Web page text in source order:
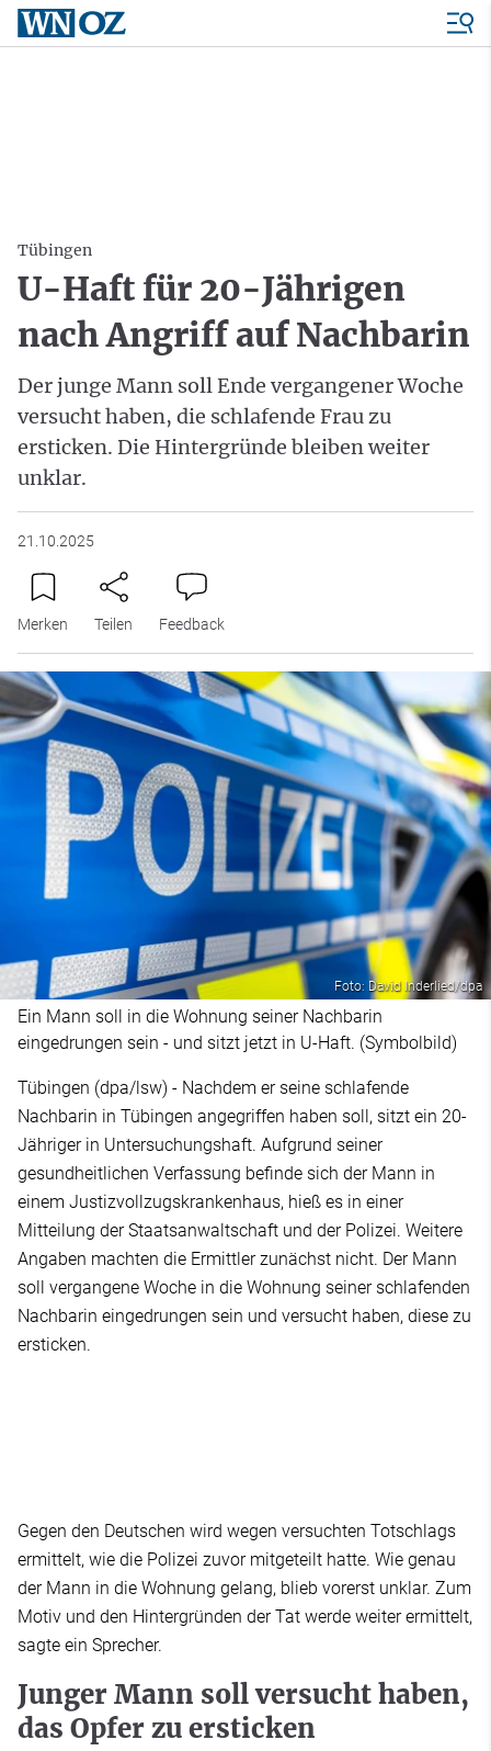
Tübingen
U-Haft für 20-Jährigen
nach Angriff auf Nachbarin
Der junge Mann soll Ende vergangener Woche
versucht haben, die schlafende Frau zu
ersticken. Die Hintergründe bleiben weiter
unklar.
21.10.2025
Merken Teilen Feedback
Foto: David Inderlied/dpa
Ein Mann soll in die Wohnung seiner Nachbarin
eingedrungen sein - und sitzt jetzt in U-Haft. (Symbolbild)
Tübingen (dpa/lsw) - Nachdem er seine schlafende
Nachbarin in Tübingen angegriffen haben soll, sitzt ein 20-
Jähriger in Untersuchungshaft. Aufgrund seiner
gesundheitlichen Verfassung befinde sich der Mann in
einem Justizvollzugskrankenhaus, hieß es in einer
Mitteilung der Staatsanwaltschaft und der Polizei. Weitere
Angaben machten die Ermittler zunächst nicht. Der Mann
soll vergangene Woche in die Wohnung seiner schlafenden
Nachbarin eingedrungen sein und versucht haben, diese zu
ersticken.
Gegen den Deutschen wird wegen versuchten Totschlags
ermittelt, wie die Polizei zuvor mitgeteilt hatte. Wie genau
der Mann in die Wohnung gelang, blieb vorerst unklar. Zum
Motiv und den Hintergründen der Tat werde weiter ermittelt,
sagte ein Sprecher.
Junger Mann soll versucht haben,
das Opfer zu ersticken